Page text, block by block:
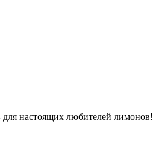
настоящих любителей лимонов!